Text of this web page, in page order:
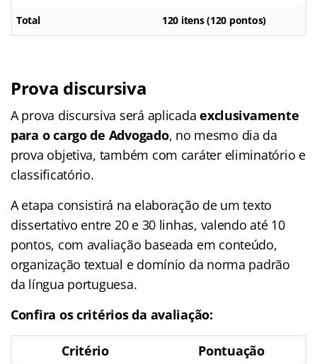
Total 120 itens (120 pontos)
Prova discursiva
A prova discursiva será aplicadaexclusivamente
para o cargo de Advogado, no mesmo dia da
prova objetiva, também com caráter eliminatório e
classificatório.
A etapa consistirá na elaboração de um texto
dissertativo entre 20 e 30 linhas, valendo até 10
pontos, com avaliação baseada em conteúdo,
organização textual e domínio da norma padrão
da língua portuguesa.
Confira os critérios da avaliação:
Critério Pontuação